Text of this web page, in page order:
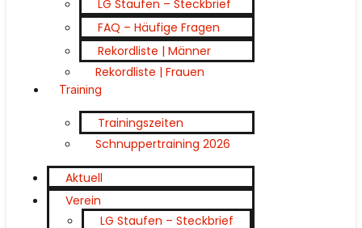
LG Staufen – Steckbrief
FAQ – Häufige Fragen
Rekordliste | Männer
Rekordliste | Frauen
Training
Trainingszeiten
Schnuppertraining 2026
Aktuell
Verein
LG Staufen – Steckbrief